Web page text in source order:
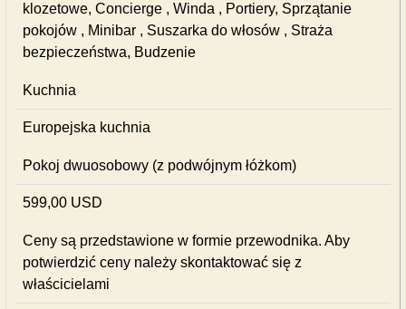
klozetowe, Concierge , Winda , Portiery, Sprzątanie
pokojów , Minibar , Suszarka do włosów , Straża
bezpieczeństwa, Budzenie
Kuchnia
Europejska kuchnia
Pokoj dwuosobowy (z podwójnym łóżkom)
599,00 USD
Ceny są przedstawione w formie przewodnika. Aby
potwierdzić ceny należy skontaktować się z
właścicielami